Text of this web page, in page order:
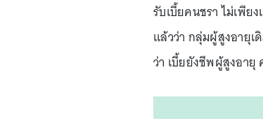
รับเบี้ยคนชรา ไม่เพี
แล้วว่า กลุ่มผู้สูงอายุเ
ว่า เบี้ยยังชีพผู้สูงอายุ